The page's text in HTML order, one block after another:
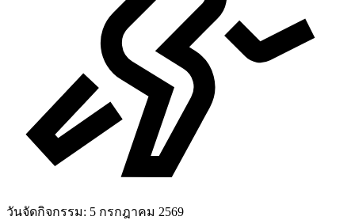
วันจัดกิจกรรม: 5 กรกฎาคม 2569